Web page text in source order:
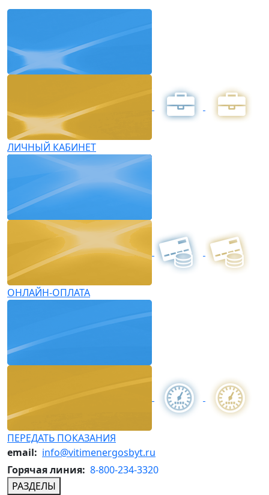
ЛИЧНЫЙ КАБИНЕТ
ОНЛАЙН-ОПЛАТА
ПЕРЕДАТЬ ПОКАЗАНИЯ
email: info@vitimenergosbyt.ru
Горячая линия: 8-800-234-3320
РАЗДЕЛЫ